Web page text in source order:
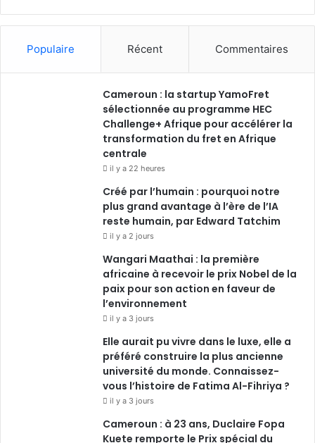
Populaire Récent Commentaires
Cameroun : la startup YamoFret
sélectionnée au programme HEC
Challenge+ Afrique pour accélérer la
transformation du fret en Afrique
centrale
il y a 22 heures
Créé par l’humain : pourquoi notre
plus grand avantage à l’ère de l’IA
reste humain, par Edward Tatchim
il y a 2 jours
Wangari Maathai : la première
africaine à recevoir le prix Nobel de la
paix pour son action en faveur de
l’environnement
il y a 3 jours
Elle aurait pu vivre dans le luxe, elle a
préféré construire la plus ancienne
université du monde. Connaissez-
vous l’histoire de Fatima Al-Fihriya ?
il y a 3 jours
Cameroun : à 23 ans, Duclaire Fopa
Kuete remporte le Prix spécial du